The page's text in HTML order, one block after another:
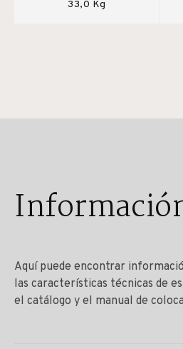
33,0 Kg
Aquí puede encontrar
las características técnicas de
el catálogo y el manual de